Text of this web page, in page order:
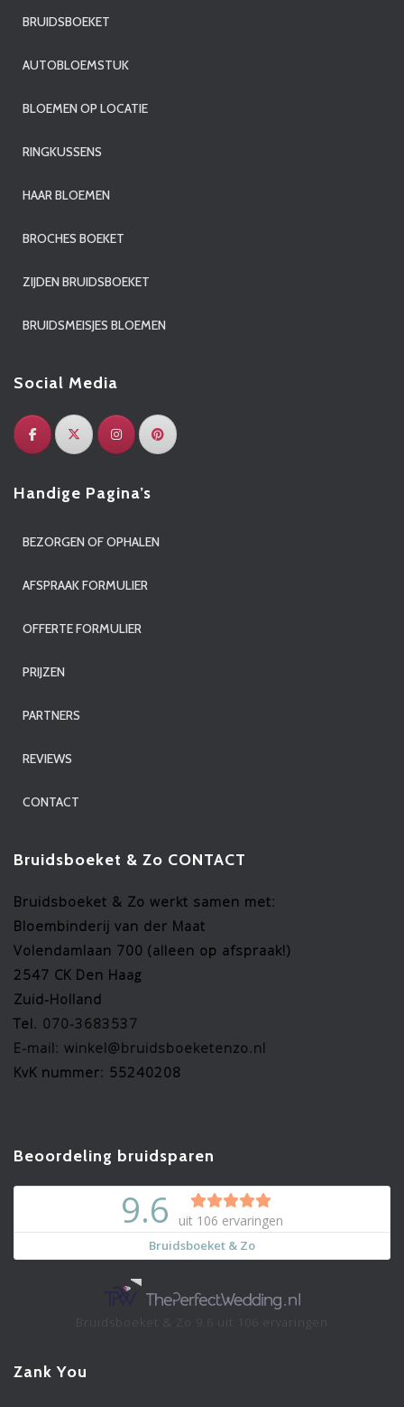
BRUIDSBOEKET
AUTOBLOEMSTUK
BLOEMEN OP LOCATIE
RINGKUSSENS
HAAR BLOEMEN
BROCHES BOEKET
ZIJDEN BRUIDSBOEKET
BRUIDSMEISJES BLOEMEN
Social Media
Handige Pagina’s
BEZORGEN OF OPHALEN
AFSPRAAK FORMULIER
OFFERTE FORMULIER
PRIJZEN
PARTNERS
REVIEWS
CONTACT
Bruidsboeket & Zo CONTACT
Bruidsboeket & Zo werkt samen met:
Bloembinderij van der Maat
Volendamlaan 700 (alleen op afspraak!)
2547 CK Den Haag
Zuid-Holland
Tel. 070-3683537
E-mail: winkel@bruidsboeketenzo.nl
KvK nummer: 55240208
Beoordeling bruidsparen
Bruidsboeket & Zo 9.6 uit 106 ervaringen
Zank You